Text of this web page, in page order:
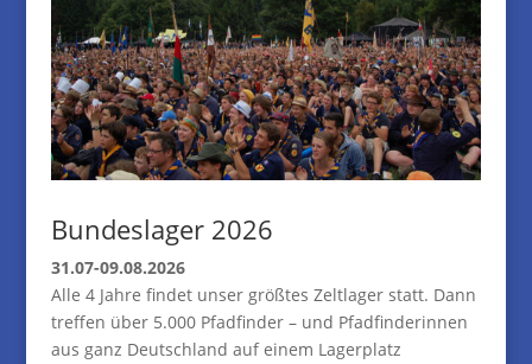
Bundeslager 2026
31.07-09.08.2026
Alle 4 Jahre findet unser größtes Zeltlager statt. Dann
treffen über 5.000 Pfadfinder – und Pfadfinderinnen
aus ganz Deutschland auf einem Lagerplatz